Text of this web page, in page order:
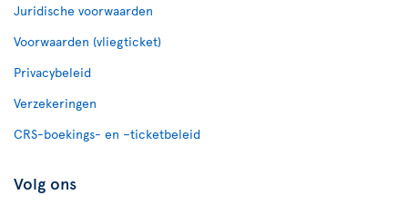
Juridische voorwaarden
Voorwaarden (vliegticket)
Privacybeleid
Verzekeringen
CRS-boekings- en –ticketbeleid
Volg ons